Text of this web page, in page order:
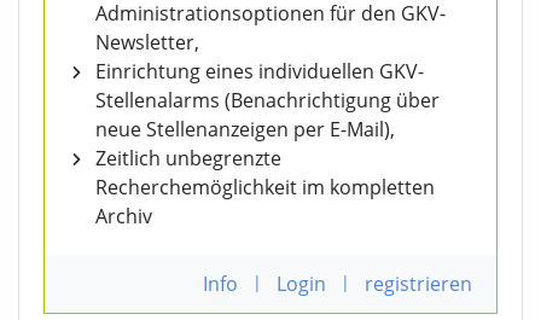
Administrationsoptionen für den GKV-
Newsletter,
Einrichtung eines individuellen GKV-
Stellenalarms (Benachrichtigung über
neue Stellenanzeigen per E-Mail),
Zeitlich unbegrenzte
Recherchemöglichkeit im kompletten
Archiv
Info | Login | registrieren